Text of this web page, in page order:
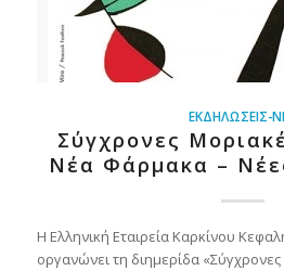
ΕΚΔΗΛΏΣΕΙΣ-
Σύγχρονες
Νέα Φάρμακα –
Η Ελληνική Εταιρεία Καρκίνου
οργανώνει τη διημερίδα «Σύγχρονες